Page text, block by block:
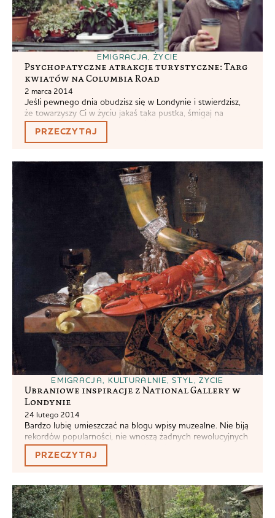
EMIGRACJA ŻYCIE
Psychopatyczne atrakcje turystyczne: Targ
kwiatów na Columbia Road
2 marca 2014
Jeśli pewnego dnia obudzisz się w Londynie i stwierdzisz,
że towarzyszy Ci w życiu jakaś taka pustka, śmigaj na
Columbia Road. Prawdopodobnie brakuje Ci kwiatów. Targ
kwiatowy odbywa się w każdą niedzielę i jest na nim
tłoczno niczym w soboty w Primarku na Oxford Street.
PRZECZYTAJ
EMIGRACJA KULTURALNIE ,STYL ,ŻYCIE
Ubraniowe inspiracje z National Gallery w
Londynie
24 lutego 2014
Bardzo lubię umieszczać na blogu wpisy muzealne. Nie biją
rekordów popularności, nie wnoszą żadnych rewolucyjnych
idei, nie ściągają wejść z wyszukiwarki, ale cieszą moje małe
serduszko. Po londyńskiej National Gallery spodziewałam
się bardzo dużo, póki co oczekiwań nie spełniła. Oczywiście
wrażenie, ale brakuje mi czegoś z przytupem. Czegoś,...
PRZECZYTAJ